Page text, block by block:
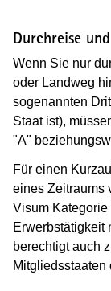
Durchreise
Wenn Sie nur
oder Landweg
sogenannten
Staat ist),
"A"
Für einen
eines Zeitraums
Visum
Erwerbstätigkeit
berechtigt auch
Mitgliedsstaaten